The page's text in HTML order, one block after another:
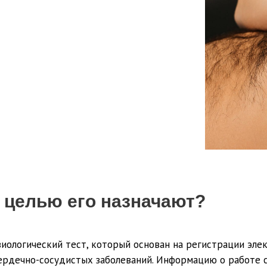
целью его назначают?
тест, который основан на регистрации
сосудистых заболеваний. Информацию о